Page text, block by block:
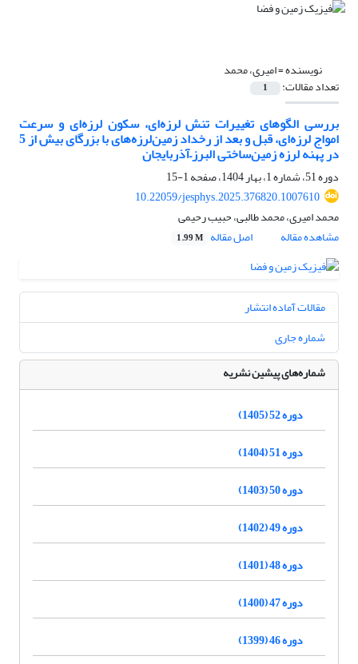
نویسنده =امیری، محمد
تعداد مقالات: 1
بررسی الگوهای تغییرات تنش لرزه‌ای، سکون لرزه‌ای و سرعت
امواج لرزه‌‌ای، قبل و بعد از رخداد زمین‌لرزه‌های با بزرگای بیش از 5
در پهنه لرزه ‌زمین‌ساختی البرز–آذربایجان
دوره 51، شماره 1، بهار 1404، صفحه
1-15
10.22059/jesphys.2025.376820.1007610
محمد امیری، محمد طالبی، حبیب رحیمی
مشاهده مقاله
اصل مقاله 1.99 M
مقالات آماده انتشار
شماره جاری
شماره‌های پیشین نشریه
دوره 52 (1405)
دوره 51 (1404)
دوره 50 (1403)
دوره 49 (1402)
دوره 48 (1401)
دوره 47 (1400)
دوره 46 (1399)